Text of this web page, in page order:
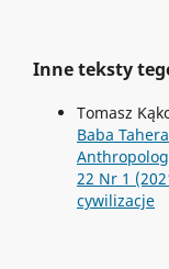
Inne teksty
Tomasz
Baba Tahera
22 Nr 1
cywilizacje